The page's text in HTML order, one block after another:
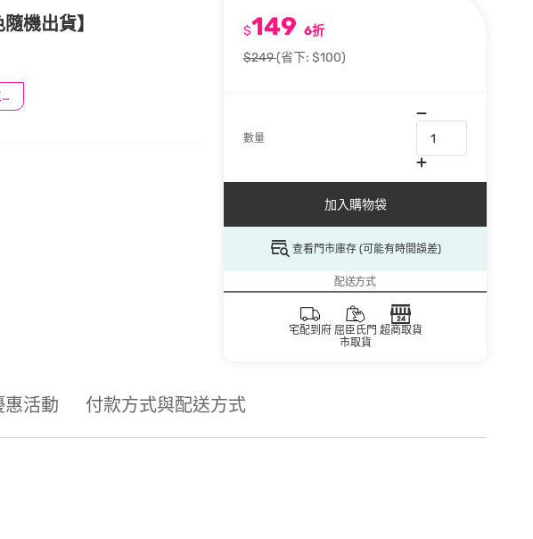
機出貨】
滿$100送數位印花
$149 6折
$249(省下: $100)
數量
加入購物袋
查看門市庫存 (可能有時間誤差)
配送方式
宅配到府 屈臣氏門
市取貨
超商取貨
惠活動 付款方式與配送方式